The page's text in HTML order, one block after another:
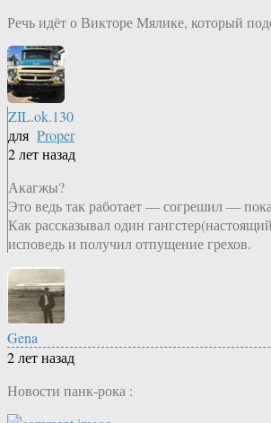
Речь идёт о Викторе Мялике, который
ZIL.ok.130
для Proper
2 лет назад
Акагжы?
Это ведь так работает — согрешил —
Как рассказывал один
исповедь и получил отпущение грехов.
Gena
2 лет назад
Новости панк-рока :